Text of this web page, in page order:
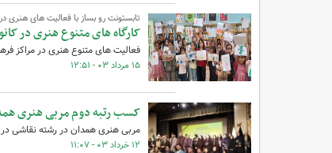
تابستونت رو بساز با فعالیت های هنری
کارگاه های متنوع هنری در
فعالیت های متنوع هنری در مراکز
۱۵ مرداد ۰۳ - ۱۲:۵۱
کسب رتبه دوم مربی هنری
مربی هنری همدان در رشته نقاشی
۱۲ خرداد ۰۳ - ۱۱:۰۷